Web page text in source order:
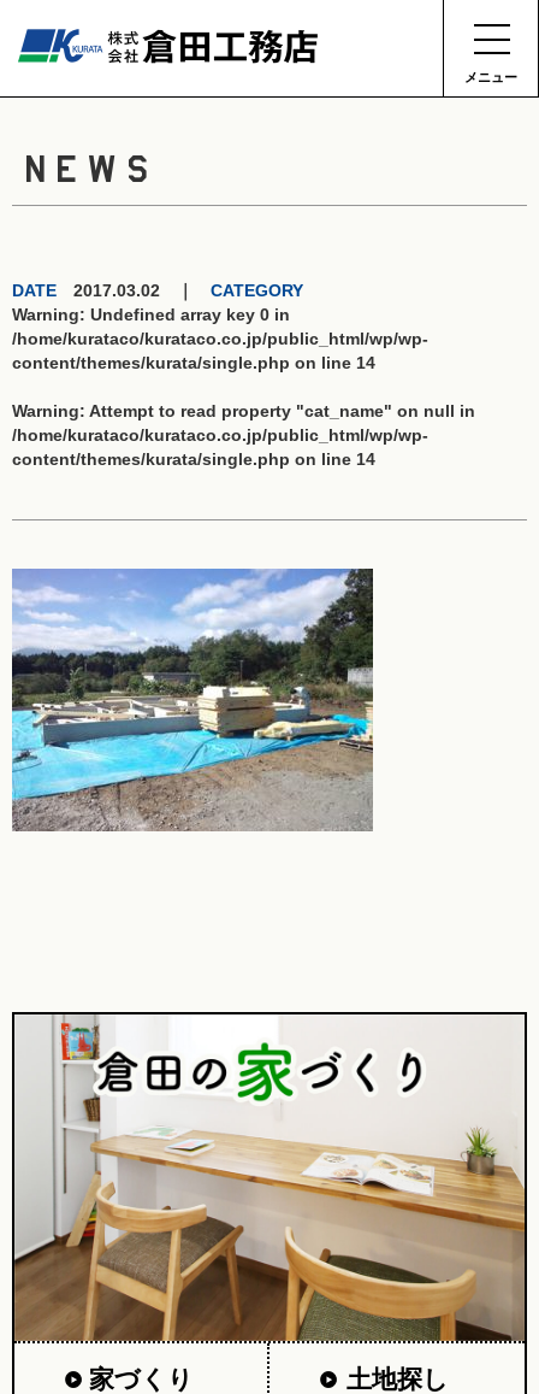
メニュー
NEWS
DATE 2017.03.02 ｜ CATEGORY
Warning: Undefined array key 0 in
/home/kurataco/kurataco.co.jp/public_html/wp/wp-
content/themes/kurata/single.php on line 14
Warning: Attempt to read property "cat_name" on null in
/home/kurataco/kurataco.co.jp/public_html/wp/wp-
content/themes/kurata/single.php on line 14
家づくり 土地探し